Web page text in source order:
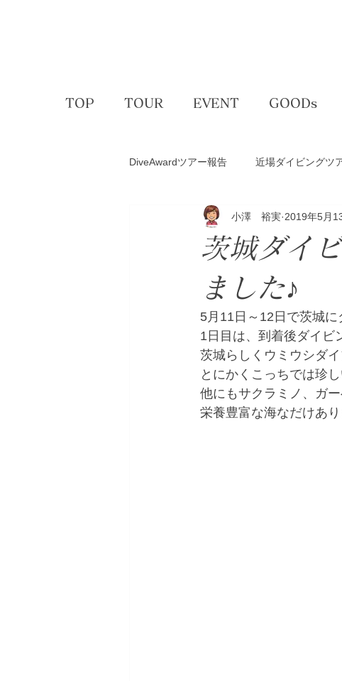
TOP TOUR EVENT GOODs
DiveAwardツアー報告 近場ダイビングツ
アクティビティー ゴルフコンペ
スキー＆スノボ 体験ダイビング
茨城ダイ
ました♪
小澤 裕実 2019年5月
5月11日～12日で茨城
1日目は、到着後ダイビ
茨城らしくウミウシダイ
とにかくこっちでは珍
他にもサクラミノ、ガ
栄養豊富な海なだけあり